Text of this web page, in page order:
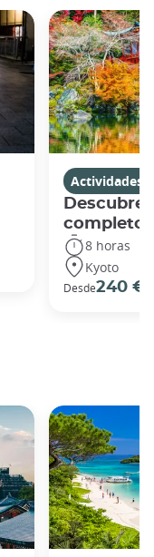
Actividades
Descubre
completo
8 horas
Kyoto
Desde240 €